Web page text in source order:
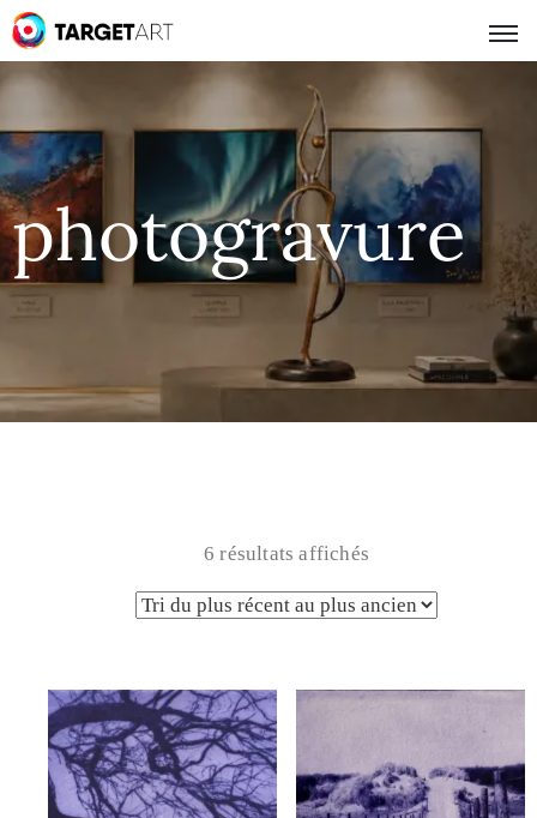
photogravure
6 résultats affichés